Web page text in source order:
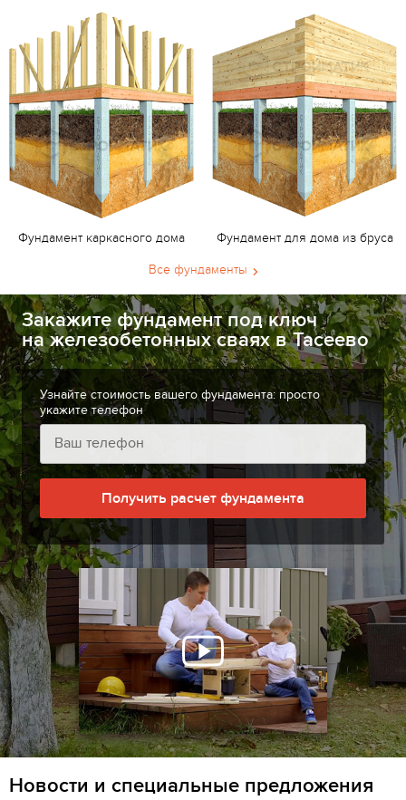
Фундамент каркасного дома Фундамент для дома из бруса
Все фундаменты
Закажите фундамент под ключ
на железобетонных сваях в Тасеево
Узнайте стоимость вашего фундамента: просто
укажите телефон
Получить расчет фундамента
Новости и специальные предложения